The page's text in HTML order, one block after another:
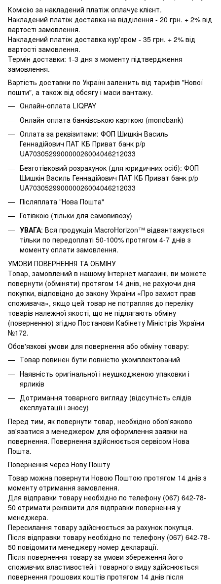
Комісію за накладений платіж оплачує клієнт.
Накладений платіж доставка на відділення - 20 грн. + 2% від
вартості замовлення.
Накладений платіж доставка кур'єром - 35 грн. + 2% від
вартості замовлення.
Термін доставки: 1-3 дня з моменту підтвердження
замовлення.
Вартість доставки по Україні залежить від тарифів "Нової
пошти", а також від обсягу і маси вантажу.
Онлайн-оплата LIQPAY
Онлайн-оплата банківською карткою (monobank)
Оплата за реквізитами: ФОП Шишкін Василь
Геннадійович ПАТ КБ Приват банк р/р
UA703052990000026004046212033
Безготівковий розрахунок (для юридичних осіб): ФОП
Шишкін Василь Геннадійович ПАТ КБ Приват банк р/р
UA703052990000026004046212033
Післяплата "Нова Пошта"
Готівкою (тільки для самовивозу)
УВАГА: Вся продукція MacroHorizon™ відвантажується
тільки по передоплаті 50-100% протягом 4-7 днів з
моменту оплати замовлення.
УМОВИ ПОВЕРНЕННЯ ТА ОБМІНУ
Товар, замовлений в нашому Інтернет магазині, ви можете
повернути (обміняти) протягом 14 днів, не рахуючи дня
покупки, відповідно до закону України «Про захист прав
споживача», якщо цей товар не потрапляє до переліку
товарів належної якості, що не підлягають обміну
(поверненню) згідно Постанови Кабінету Міністрів України
№172.
Обов'язкові умови для повернення або обміну товару:
Товар повинен бути повністю укомплектований
Наявність оригінальної і неушкодженою упаковки і
ярликів
Дотримання товарного вигляду (відсутність слідів
експлуатації і зносу)
Перед тим, як повернути товар, необхідно обов'язково
зв'язатися з менеджером для оформлення заявки на
повернення. Повернення здійснюється сервісом Нова
Пошта.
Повернення через Нову Пошту
Товар можна повернути Новою Поштою протягом 14 днів з
моменту отримання замовлення.
Для відправки товару необхідно по телефону (067) 642-78-
50 отримати реквізити для відправки повернення у
менеджера.
Пересилання товару здійснюється за рахунок покупця.
Після відправки товару необхідно по телефону (067) 642-78-
50 повідомити менеджеру номер декларації.
Після повернення товару за умови збереження його
споживчих властивостей і товарного виду здійснюється
повернення грошових коштів протягом 14 днів після